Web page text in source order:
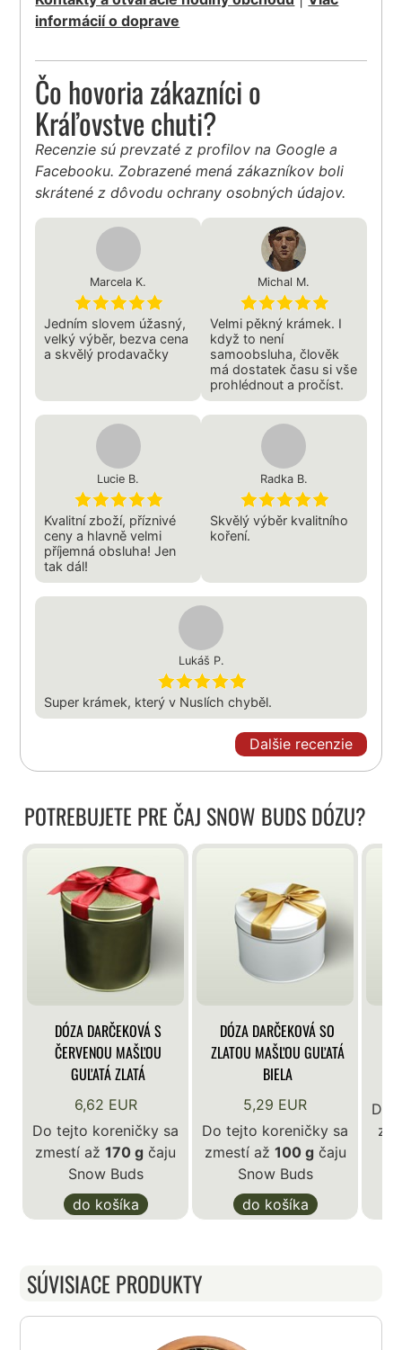
informácií o doprave
Čo hovoria zákazníci o
Kráľovstve chuti?
Recenzie sú prevzaté z profilov na Google a
Facebooku. Zobrazené mená zákazníkov boli
skrátené z dôvodu ochrany osobných údajov.
Marcela K.
Jedním slovem úžasný,
velký výběr, bezva cena
a skvělý prodavačky
Michal M.
Velmi pěkný krámek. I
když to není
samoobsluha, člověk
má dostatek času si vše
prohlédnout a pročíst.
Lucie B.
Kvalitní zboží, příznivé
ceny a hlavně velmi
příjemná obsluha! Jen
tak dál!
Radka B.
Skvělý výběr kvalitního
koření.
Lukáš P.
Super krámek, který v Nuslích chyběl.
Dalšie recenzie
POTREBUJETE PRE ČAJ SNOW BUDS DÓZU?
DÓZA DARČEKOVÁ S
ČERVENOU MAŠĽOU
GUĽATÁ ZLATÁ
6,62 EUR
Do tejto koreničky sa
zmestí až170 g čaju
Snow Buds
do košíka
DÓZA DARČEKOVÁ SO
ZLATOU MAŠĽOU GUĽATÁ
BIELA
5,29 EUR
Do tejto koreničky sa
zmestí až 100 gčaju
Snow Buds
do košíka
Do
SÚVISIACE PRODUKTY